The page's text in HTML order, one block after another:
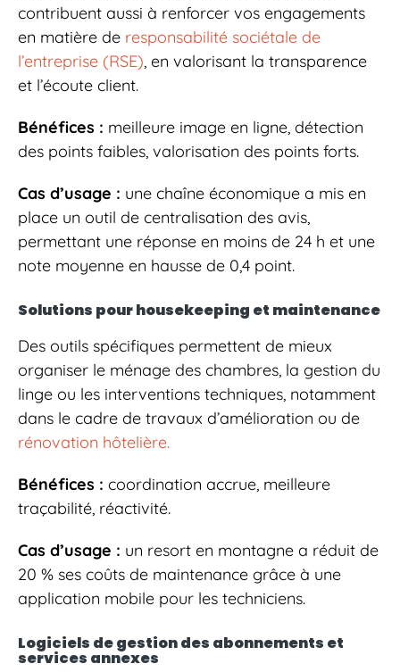
contribuent aussi à renforcer vos engagements
en matière de responsabilité sociétale de
l’entreprise (RSE), en valorisant la transparence
et l’écoute client.
Bénéfices : meilleure image en ligne, détection
des points faibles, valorisation des points forts.
Cas d’usage : une chaîne économique a mis en
place un outil de centralisation des avis,
permettant une réponse en moins de 24 h et une
note moyenne en hausse de 0,4 point.
Solutions pour housekeeping et maintenance
Des outils spécifiques permettent de mieux
organiser le ménage des chambres, la gestion du
linge ou les interventions techniques, notamment
dans le cadre de travaux d’amélioration ou de
rénovation hôtelière.
Bénéfices : coordination accrue, meilleure
traçabilité, réactivité.
Cas d’usage : un resort en montagne a réduit de
20 % ses coûts de maintenance grâce à une
application mobile pour les techniciens.
Logiciels de gestion des abonnements et
services annexes